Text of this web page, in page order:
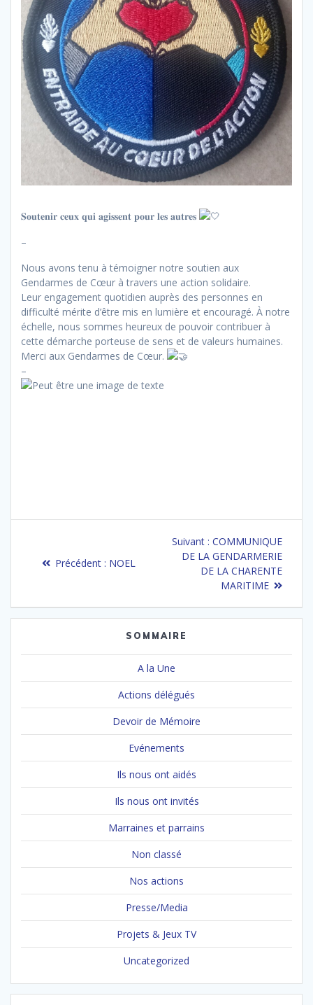
𝐒𝐨𝐮𝐭𝐞𝐧𝐢𝐫 𝐜𝐞𝐮𝐱 𝐪𝐮𝐢 𝐚𝐠𝐢𝐬𝐬𝐞𝐧𝐭 𝐩𝐨𝐮𝐫 𝐥𝐞𝐬 𝐚𝐮𝐭𝐫𝐞𝐬
–
Nous avons tenu à témoigner notre soutien aux
Gendarmes de Cœur à travers une action solidaire.
Leur engagement quotidien auprès des personnes en
difficulté mérite d’être mis en lumière et encouragé. À notre
échelle, nous sommes heureux de pouvoir contribuer à
cette démarche porteuse de sens et de valeurs humaines.
Merci aux Gendarmes de Cœur.
–
Précédent : Article
NOEL
Suivant : Article
suivant
:
COMMUNIQUE
DE LA GENDARMERIE
DE LA CHARENTE
MARITIME
SOMMAIRE
A la Une
Actions délégués
Devoir de Mémoire
Evénements
Ils nous ont aidés
Ils nous ont invités
Marraines et parrains
Non classé
Nos actions
Presse/Media
Projets & Jeux TV
Uncategorized